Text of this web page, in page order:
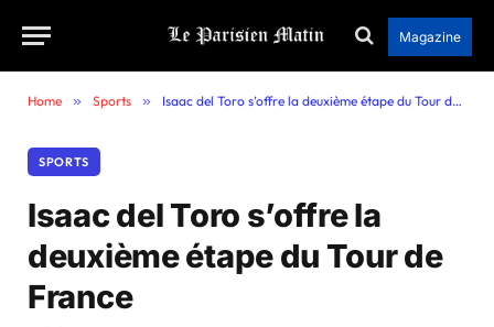
Magazine
Home » Sports » Isaac del Toro s’offre la deuxième étape du Tour de France
SPORTS
Isaac del Toro s’offre la
deuxième étape du Tour de
France